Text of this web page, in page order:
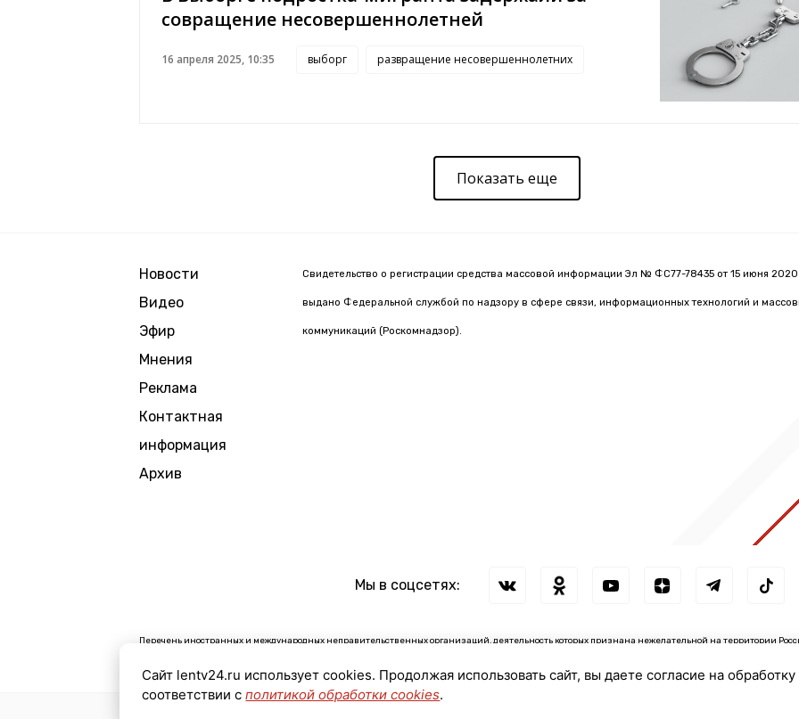
совращение несовершеннолетней
16 апреля 2025, 10:35 выборг развращение несовершеннолетних
Показать еще
Новости
Видео
Эфир
Мнения
Реклама
Контактная
информация
Архив
Свидетельство о регистрации средства массовой информации Эл № ФС77-78435 от 15 июня 2020
выдано Федеральной службой по надзору в сфере связи, информационных технологий и
коммуникаций (Роскомнадзор).
Мы в соцсетях:
Перечень иностранных и международных неправительственных организаций, деятельность которых признана нежелательной на территории
Организации, СМИ и физические лица, признанные в России иностранными агентами: ↓
Сайт lentv24.ru использует cookies. Продолжая использовать сайт, вы даете согласие на
соответствии сполитикой обработки cookies.